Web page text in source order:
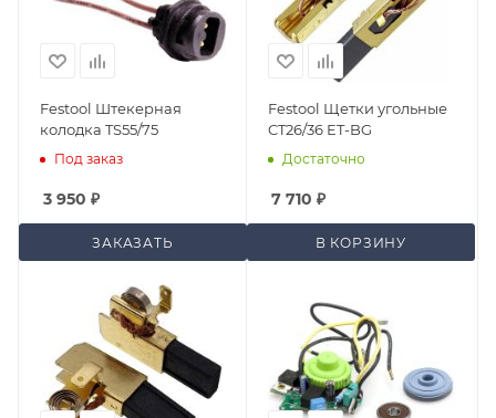
Festool Штекерная
колодка TS55/75
Под заказ
3 950 ₽
ЗАКАЗАТЬ
Festool Щетки угольные
CT26/36 ET-BG
Достаточно
7 710 ₽
В КОРЗИНУ